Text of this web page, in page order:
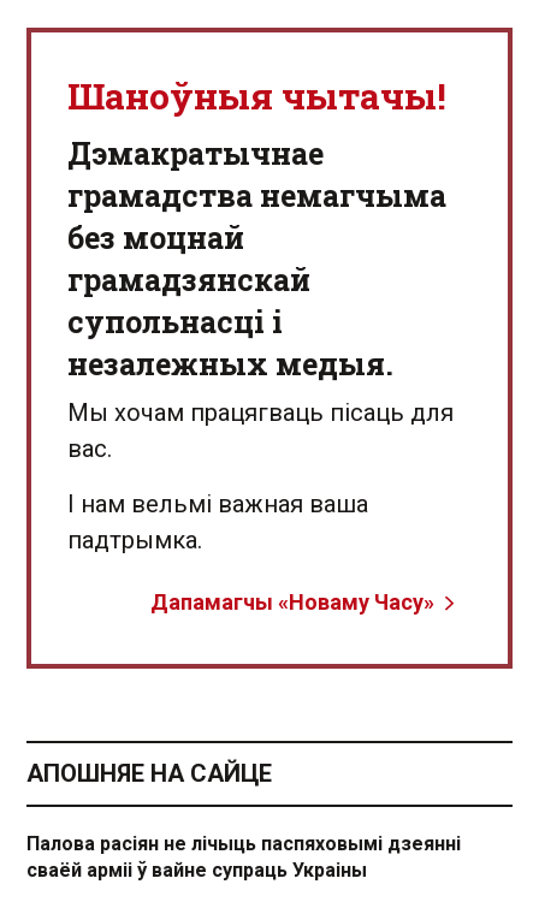
Шаноўныя чытачы!
Дэмакратычнае
грамадства немагчыма
без моцнай
грамадзянскай
супольнасці і
незалежных медыя.
Мы хочам працягваць пісаць для
вас.
І нам вельмі важная ваша
падтрымка.
Дапамагчы «Новаму Часу»
АПОШНЯЕ НА САЙЦЕ
Палова расіян не лічыць паспяховымі дзеянні
сваёй арміі ў вайне супраць Украіны